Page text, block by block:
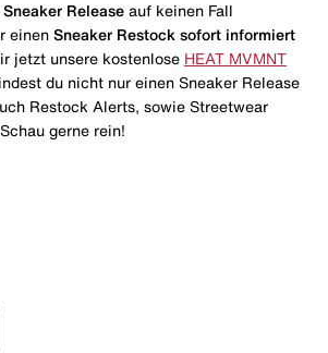
Sneaker Release auf keinen Fall
einen Sneaker Restock sofort informiert
jetzt unsere kostenlose HEAT MVMNT
du nicht nur einen Sneaker Release
Restock Alerts, sowie Streetwear
gerne rein!